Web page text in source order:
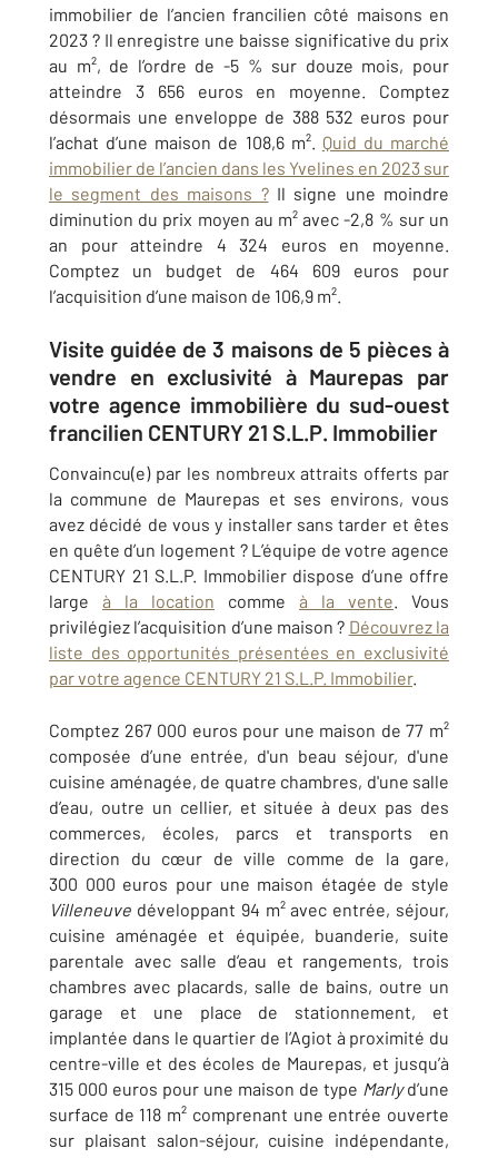
immobilier de l’ancien francilien côté maisons en
2023 ? Il enregistre une baisse significative du prix
au m², de l’ordre de -5 % sur douze mois, pour
atteindre 3 656 euros en moyenne. Comptez
désormais une enveloppe de 388 532 euros pour
l’achat d’une maison de 108,6 m². Quid du marché
immobilier de l’ancien dans les Yvelines en 2023 sur
le segment des maisons ?Il signe une moindre
diminution du prix moyen au m² avec -2,8 % sur un
an pour atteindre 4 324 euros en moyenne.
Comptez un budget de 464 609 euros pour
l’acquisition d’une maison de 106,9 m².
Visite guidée de 3 maisons de 5 pièces à
vendre en exclusivité à Maurepas par
votre agence immobilière du sud-ouest
francilien CENTURY 21 S.L.P. Immobilier
Convaincu(e) par les nombreux attraits offerts par
la commune de Maurepas et ses environs, vous
avez décidé de vous y installer sans tarder et êtes
en quête d’un logement ? L’équipe de votre agence
CENTURY 21 S.L.P. Immobilier dispose d’une offre
large à la location comme à la vente. Vous
privilégiez l’acquisition d’une maison ? Découvrez la
liste des opportunités présentées en exclusivité
par votre agence CENTURY 21 S.L.P. Immobilier.
Comptez 267 000 euros pour une maison de 77 m²
composée d’une entrée, d'un beau séjour, d'une
cuisine aménagée, de quatre chambres, d'une salle
d’eau, outre un cellier, et située à deux pas des
commerces, écoles, parcs et transports en
direction du cœur de ville comme de la gare,
300 000 euros pour une maison étagée de style
Villeneuve développant 94 m² avec entrée, séjour,
cuisine aménagée et équipée, buanderie, suite
parentale avec salle d’eau et rangements, trois
chambres avec placards, salle de bains, outre un
garage et une place de stationnement, et
implantée dans le quartier de l’Agiot à proximité du
centre-ville et des écoles de Maurepas, et jusqu’à
315 000 euros pour une maison de type Marlyd’une
surface de 118 m² comprenant une entrée ouverte
sur plaisant salon-séjour, cuisine indépendante,